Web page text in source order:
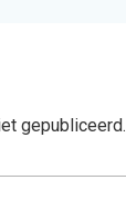
gepubliceerd.